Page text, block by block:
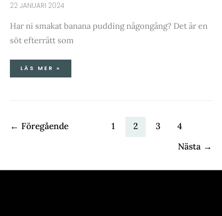
22 JANUARI 2024
Har ni smakat banana pudding någongång? Det är en
söt efterrätt som
LÄS MER »
← Föregående 1 2 3
4
Nästa →